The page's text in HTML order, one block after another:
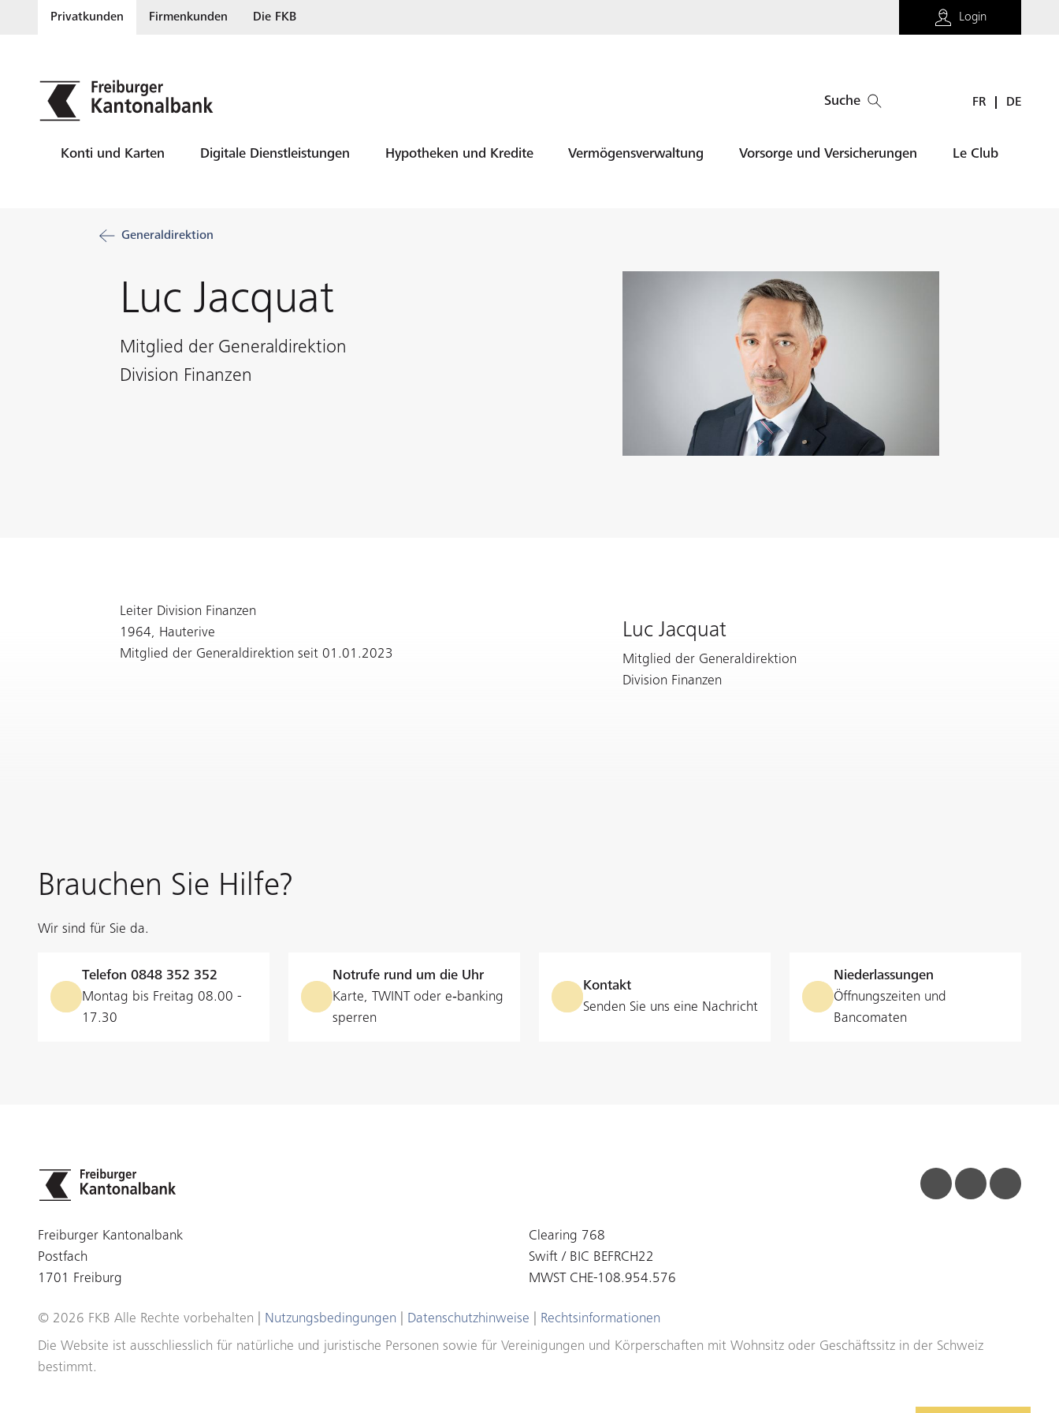
Privatkunden Firmenkunden Die FKB Login
Suche FR DE
Konti und Karten Digitale Dienstleistungen Hypotheken und Kredite Vermögensverwaltung Vorsorge und Versicherungen Le Club
Generaldirektion
Luc Jacquat
Mitglied der Generaldirektion
Division Finanzen
Leiter Division Finanzen
1964, Hauterive
Mitglied der Generaldirektion seit 01.01.2023
Luc Jacquat
Mitglied der Generaldirektion
Division Finanzen
Brauchen Sie Hilfe?
Wir sind für Sie da.
Telefon 0848 352 352
Montag bis Freitag 08.00 -
17.30
Notrufe rund um die Uhr
Karte, TWINT oder e‑banking
sperren
Kontakt
Senden Sie uns eine Nachricht
Niederlassungen
Öffnungszeiten und
Bancomaten
Freiburger Kantonalbank
Postfach
1701 Freiburg
Clearing 768
Swift / BIC BEFRCH22
MWST CHE-108.954.576
© 2026 FKB Alle Rechte vorbehalten | Nutzungsbedingungen Datenschutzhinweise
Rechtsinformationen
Die Website ist ausschliesslich für natürliche und juristische Personen sowie für Vereinigungen und Körperschaften mit Wohnsitz oder Geschäftssitz in der Schweiz
bestimmt.